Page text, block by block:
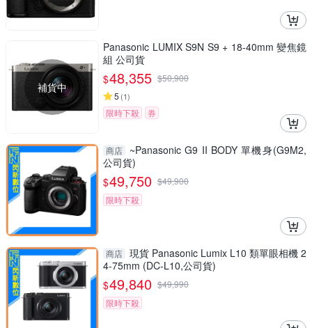
補貨中
Panasonic LUMIX S9N S9 + 18-40mm 變焦鏡
組 公司貨
$48,355 $50,900
5 (1)
限時下殺 券
商店
~Panasonic G9 II BODY 單機身(G9M2,
公司貨)
$49,750 $49,900
限時下殺
商店 現貨 Panasonic Lumix L10 類單眼相機 2
4-75mm (DC-L10,公司貨)
$49,840 $49,990
限時下殺